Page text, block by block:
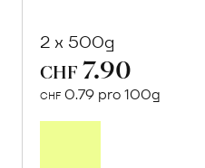
2 x 500g
CHF 7.90
CHF 0.79 pro 100g